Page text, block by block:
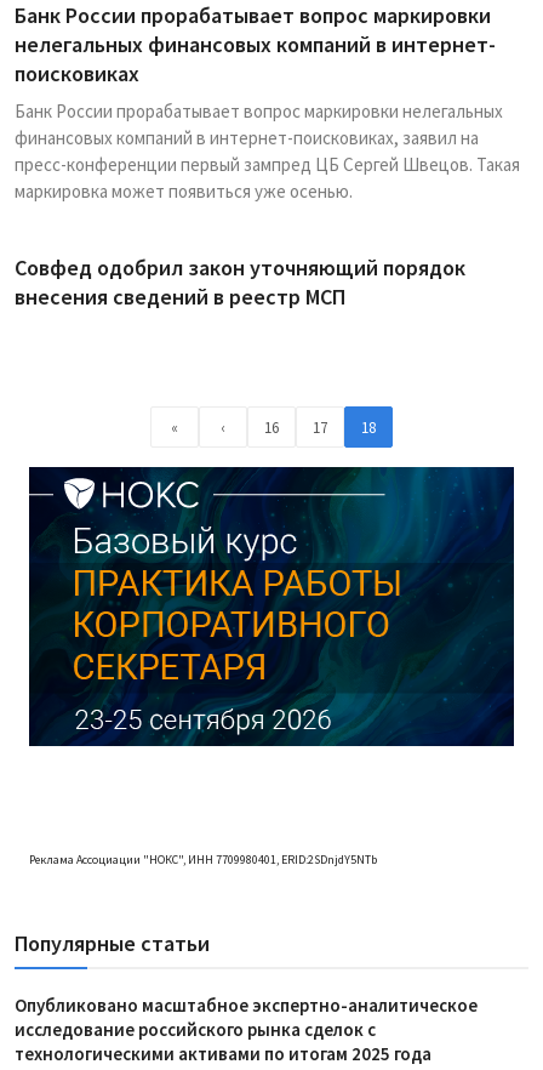
Банк России прорабатывает вопрос маркировки
нелегальных финансовых компаний в интернет-
поисковиках
Банк России прорабатывает вопрос маркировки нелегальных
финансовых компаний в интернет-поисковиках, заявил на
пресс-конференции первый зампред ЦБ Сергей Швецов. Такая
маркировка может появиться уже осенью.
Совфед одобрил закон уточняющий порядок
внесения сведений в реестр МСП
« ‹ 16 17 18
Реклама Ассоциации "НОКС", ИНН 7709980401, ERID:2SDnjdY5NTb
Популярные статьи
Опубликовано масштабное экспертно-аналитическое
исследование российского рынка сделок с
технологическими активами по итогам 2025 года